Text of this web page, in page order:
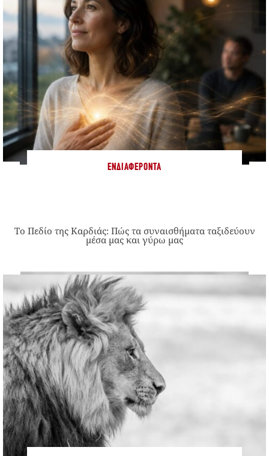
ΕΝΔΙΑΦΈΡΟΝΤΑ
Το Πεδίο της Καρδιάς: Πώς τα συναισθήματα ταξιδεύουν
μέσα μας και γύρω μας